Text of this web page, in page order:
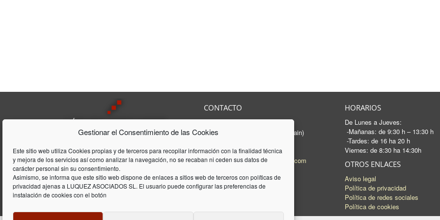
Gestionar el Consentimiento de las Cookies
Este sitio web utiliza Cookies propias y de terceros para recopilar información con la finalidad técnica
y mejora de los servicios así como analizar la navegación, no se recaban ni ceden sus datos de
carácter personal sin su consentimiento.
Asimismo, se informa que este sitio web dispone de enlaces a sitios web de terceros con políticas de
privacidad ajenas a LUQUEZ ASOCIADOS SL. El usuario puede configurar las preferencias de
instalación de cookies con el botón
Lúquez & ASSOCIATS, SL es una
Consultoría Laboral, que acumula
una trayectória de 20 años en el
ámbito laboral y de gestión de
empresas
CONTACTO
08208 Sabadell - Barcelona (Spain)
Fax:93 745 15 35
E-mail:mail@luquez-associats.com
HORARIOS
De Lunes a Jueves:
-Mañanas: de 9:30 h – 13:30 h
-Tardes: de 16 ha 20 h
Viernes: de 8:30 ha 14:30h
OTROS ENLACES
Aviso legal
Política de privacidad
Política de redes sociales
Política de cookies